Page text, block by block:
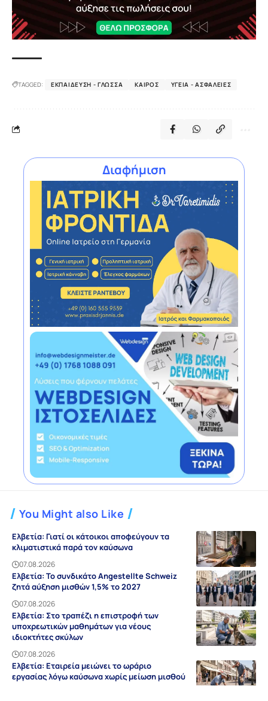
TAGGED: ΕΚΠΑΊΔΕΥΣΗ - ΓΛΏΣΣΑ ΚΑΙΡΌΣ ΥΓΕΊΑ - ΑΣΦΆΛΕΙΕΣ
Διαφήμιση
You Might also Like
Ελβετία: Γιατί οι κάτοικοι αποφεύγουν τα
κλιματιστικά παρά τον καύσωνα
07.08.2026
Ελβετία: Το συνδικάτο Angestellte Schweiz
ζητά αύξηση μισθών 1,5% το 2027
07.08.2026
Ελβετία: Στο τραπέζι η επιστροφή των
υποχρεωτικών μαθημάτων για νέους
ιδιοκτήτες σκύλων
07.08.2026
Ελβετία: Εταιρεία μειώνει το ωράριο
εργασίας λόγω καύσωνα χωρίς μείωση μισθού